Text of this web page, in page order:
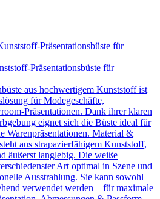
Präsentationsbüste für
aus hochwertigem Kunststoff ist
für Modegeschäfte,
Präsentationen. Dank ihrer klaren
eignet sich die Büste ideal für
Warenpräsentationen. Material &
aus strapazierfähigem Kunststoff,
äußerst langlebig. Die weiße
Art optimal in Szene und
Ausstrahlung. Sie kann sowohl
verwendet werden – für maximale